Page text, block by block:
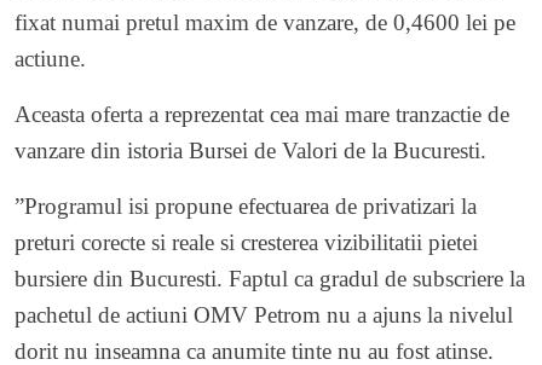
fixat numai pretul maxim de vanzare, de 0,4600 lei pe
actiune.
Aceasta oferta a reprezentat cea mai mare tranzactie de
vanzare din istoria Bursei de Valori de la Bucuresti.
”Programul isi propune efectuarea de privatizari la
preturi corecte si reale si cresterea vizibilitatii pietei
bursiere din Bucuresti. Faptul ca gradul de subscriere la
pachetul de actiuni OMV Petrom nu a ajuns la nivelul
dorit nu inseamna ca anumite tinte nu au fost atinse.